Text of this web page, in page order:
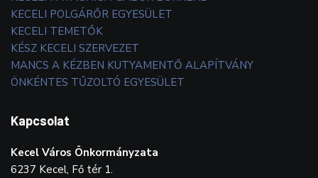
KECELI POLGÁRŐR EGYESÜLET
KECELI TEMETŐK
KÉSZ KECELI SZERVEZET
MANCS A KÉZBEN KUTYAMENTŐ ALAPÍTVÁNY
ÖNKÉNTES TŰZOLTÓ EGYESÜLET
Kapcsolat
Kecel Város Önkormányzata
6237 Kecel, Fő tér 1.